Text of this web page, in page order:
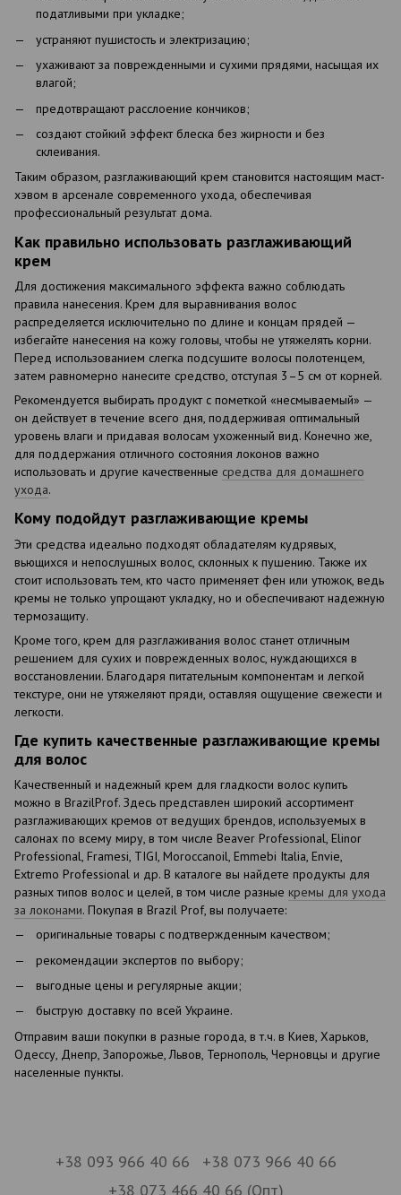
податливыми при укладке;
устраняют пушистость и электризацию;
ухаживают за поврежденными и сухими прядями, насыщая их
влагой;
предотвращают расслоение кончиков;
создают стойкий эффект блеска без жирности и без
склеивания.
Таким образом, разглаживающий крем становится настоящим маст-
хэвом в арсенале современного ухода, обеспечивая
профессиональный результат дома.
Как правильно использовать разглаживающий
крем
Для достижения максимального эффекта важно соблюдать
правила нанесения. Крем для выравнивания волос
распределяется исключительно по длине и концам прядей —
избегайте нанесения на кожу головы, чтобы не утяжелять корни.
Перед использованием слегка подсушите волосы полотенцем,
затем равномерно нанесите средство, отступая 3–5 см от корней.
Рекомендуется выбирать продукт с пометкой «несмываемый» —
он действует в течение всего дня, поддерживая оптимальный
уровень влаги и придавая волосам ухоженный вид. Конечно же,
для поддержания отличного состояния локонов важно
использовать и другие качественные средства для домашнего
ухода.
Кому подойдут разглаживающие кремы
Эти средства идеально подходят обладателям кудрявых,
вьющихся и непослушных волос, склонных к пушению. Также их
стоит использовать тем, кто часто применяет фен или утюжок, ведь
кремы не только упрощают укладку, но и обеспечивают надежную
термозащиту.
Кроме того, крем для разглаживания волос станет отличным
решением для сухих и поврежденных волос, нуждающихся в
восстановлении. Благодаря питательным компонентам и легкой
текстуре, они не утяжеляют пряди, оставляя ощущение свежести и
легкости.
Где купить качественные разглаживающие кремы
для волос
Качественный и надежный крем для гладкости волос купить
можно в BrazilProf. Здесь представлен широкий ассортимент
разглаживающих кремов от ведущих брендов, используемых в
салонах по всему миру, в том числе Beaver Professional, Elinor
Professional, Framesi, TIGI, Moroccanoil, Emmebi Italia, Envie,
Extremo Professional и др. В каталоге вы найдете продукты для
разных типов волос и целей, в том числе разные кремы для ухода
за локонами. Покупая в Brazil Prof, вы получаете:
оригинальные товары с подтвержденным качеством;
рекомендации экспертов по выбору;
выгодные цены и регулярные акции;
быструю доставку по всей Украине.
Отправим ваши покупки в разные города, в т.ч. в Киев, Харьков,
Одессу, Днепр, Запорожье, Львов, Тернополь, Черновцы и другие
населенные пункты.
+38 093 966 40 66
+38 073 966 40 66
+38 073 466 40 66 (Опт)